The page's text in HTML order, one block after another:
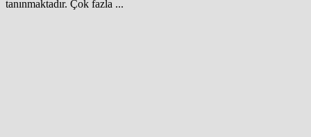
tanınmaktadır. Çok fazla ...